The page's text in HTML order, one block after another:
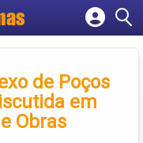
empresa
de Poços
em
Obras